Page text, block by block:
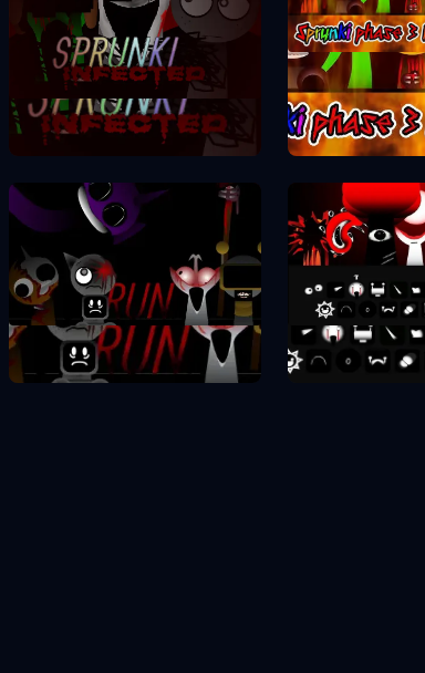
Sprunki Phase 2
Sprunki
Sprunki Phase 7
Sprunki